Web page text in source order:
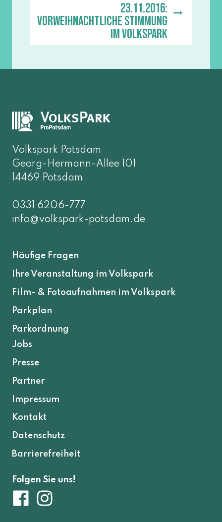
23.11.2016:
Vorweihnachtliche Stimmung
im Volkspark
Volkspark Potsdam
Georg-Hermann-Allee 101
14469 Potsdam
0331 6206-777
info@volkspark-potsdam.de
Häufige Fragen
Ihre Veranstaltung im Volkspark
Film- & Fotoaufnahmen im Volkspark
Parkplan
Parkordnung
Jobs
Presse
Partner
Impressum
Kontakt
Datenschutz
Barrierefreiheit
Folgen Sie uns!